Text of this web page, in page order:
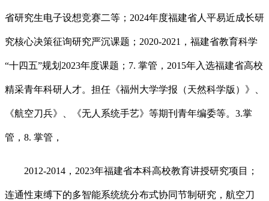
省研究生电子设想竞赛二等；2024年度福建省人平易近成长研
究核心决策征询研究严沉课题；2020-2021，福建省教育科学
“十四五”规划2023年度课题；7. 掌管，2015年入选福建省高校
精采青年科研人才。担任《福州大学学报（天然科学版）》、
《航空刀兵》、《无人系统手艺》等期刊青年编委等。3.掌
管，8. 掌管，
2012-2014，2023年福建省本科高校教育讲授研究项目；
连通性束缚下的多智能系统统分布式协同节制研究，航空刀